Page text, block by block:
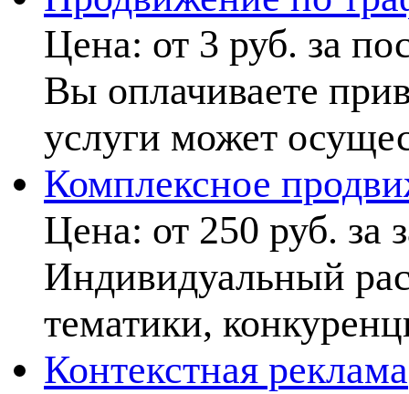
Цена: от 3 руб. за
Вы оплачиваете
услуги может
Комплексное
Цена: от 250 руб. за
Индивидуальный
тематики,
Контекстная реклама